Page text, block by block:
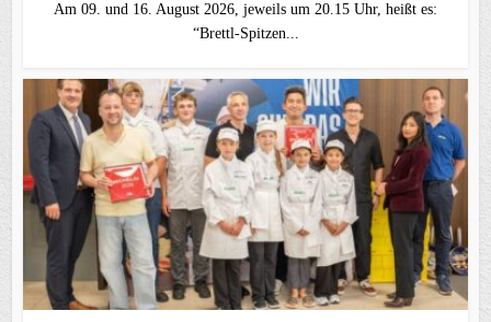
Am 09. und 16. August 2026, jeweils um 20.15 Uhr, heißt es:
“Brettl-Spitzen...